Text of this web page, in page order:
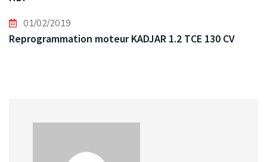
01/02/2019
Reprogrammation moteur KADJAR 1.2 TCE 130 CV